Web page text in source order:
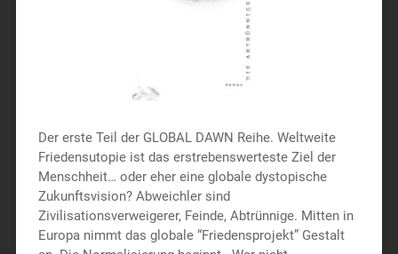
Der erste Teil der GLOBAL DAWN Reihe. Weltweite
Friedensutopie ist das erstrebenswerteste Ziel der
Menschheit… oder eher eine globale dystopische
Zukunftsvision? Abweichler sind
Zivilisationsverweigerer, Feinde, Abtrünnige. Mitten in
Europa nimmt das globale “Friedensprojekt” Gestalt